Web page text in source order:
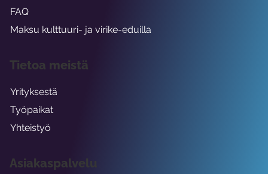
Asiakaspalvelu
FAQ
Maksu kulttuuri- ja virike-eduilla
Tietoa meistä
Yrityksestä
Työpaikat
Yhteistyö